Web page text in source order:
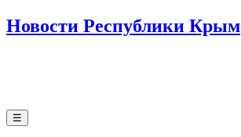
Новости Республики Крым
☰